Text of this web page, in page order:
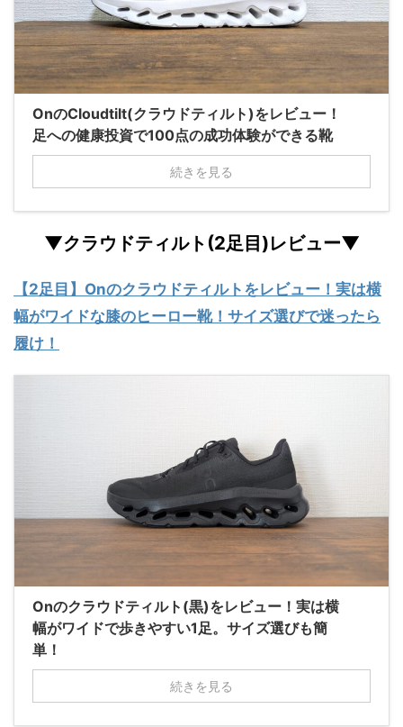
OnのCloudtilt(クラウドティルト)をレビュー！
足への健康投資で100点の成功体験ができる靴
続きを見る
▼クラウドティルト(2足目)レビュー▼
【2足目】Onのクラウドティルトをレビュー！実は横
幅がワイドな膝のヒーロー靴！サイズ選びで迷ったら
履け！
Onのクラウドティルト(黒)をレビュー！実は横
幅がワイドで歩きやすい1足。サイズ選びも簡
単！
続きを見る